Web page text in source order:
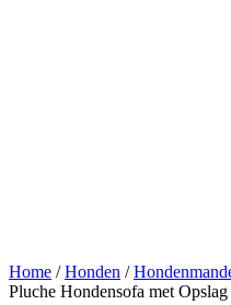
Home /Honden /
Pluche Hondensofa met